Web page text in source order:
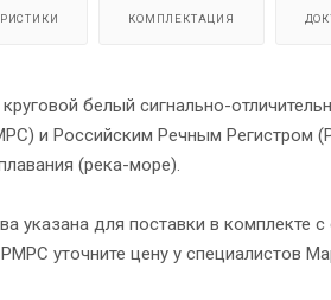
КОМПЛЕКТАЦИЯ
белый сигнально-
и Российским Речным Регистром
(река-море).
указана для поставки в комплекте
уточните цену у специалистов